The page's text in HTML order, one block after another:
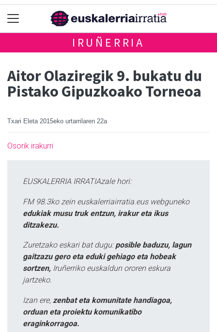
IRUÑERRIA
Aitor Olaziregik 9. bukatu du
Pistako Gipuzkoako Torneoa
Txari Eleta 2015eko urtarrilaren 22a
Osorik irakurri
EUSKALERRIA IRRATIAzale hori:
FM 98.3ko zein euskalerriairratia.eus webguneko
edukiak musu truk entzun, irakur eta ikus
ditzakezu.
Zuretzako eskari bat dugu: posible baduzu, lagun
gaitzazu gero eta eduki gehiago eta hobeak
sortzen, Iruñerriko euskaldun ororen eskura
jartzeko.
Izan ere, zenbat eta komunitate handiagoa,
orduan eta proiektu komunikatibo
eraginkorragoa.